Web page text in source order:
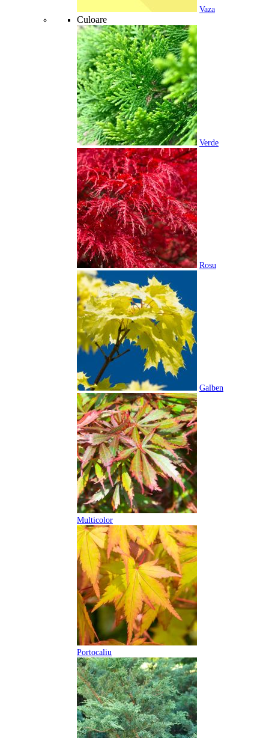
Vaza
Culoare
Verde
Rosu
Galben
Multicolor
Portocaliu